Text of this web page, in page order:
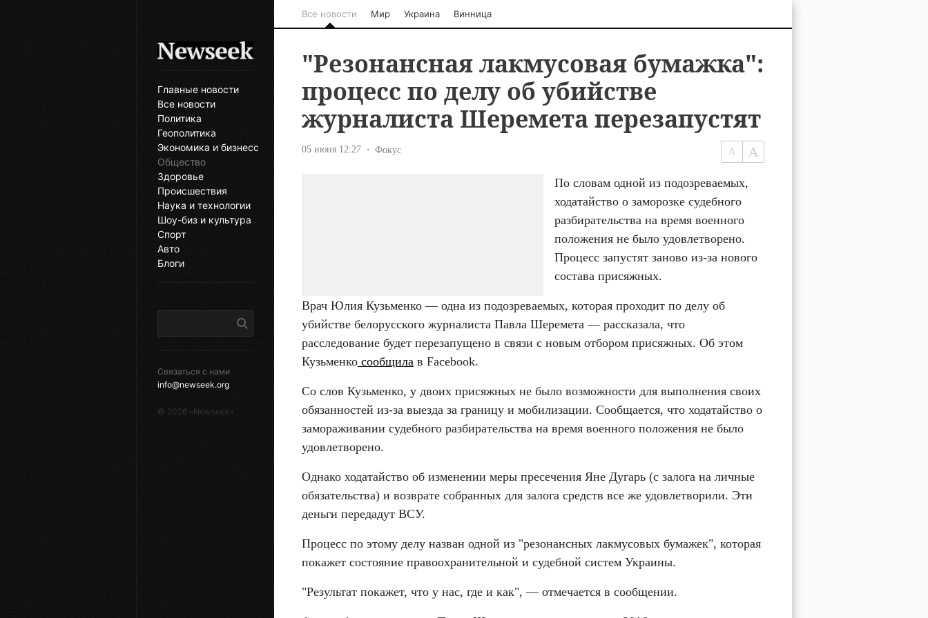
Главные новости
Все новости
Политика
Геополитика
Экономика и бизнесс
Общество
Здоровье
Происшествия
Наука и технологии
Шоу-биз и культура
Спорт
Авто
Блоги
Связаться с нами
info@newseek.org
© 2026 «Newseek»
Все новости Мир Украина Винница
"Резонансная лакмусовая бумажка":
процесс по делу об убийстве
журналиста Шеремета перезапустят
05 июня 12:27 Фокус
По словам одной из подозреваемых,
ходатайство о заморозке судебного
разбирательства на время военного
положения не было удовлетворено.
Процесс запустят заново из-за нового
состава присяжных.
Врач Юлия Кузьменко — одна из подозреваемых, которая проходит по делу об
убийстве белорусского журналиста Павла Шеремета — рассказала, что
расследование будет перезапущено в связи с новым отбором присяжных. Об этом
Кузьменко сообщила в Facebook.
Со слов Кузьменко, у двоих присяжных не было возможности для выполнения своих
обязанностей из-за выезда за границу и мобилизации. Сообщается, что ходатайство о
замораживании судебного разбирательства на время военного положения не было
удовлетворено.
Однако ходатайство об изменении меры пресечения Яне Дугарь (с залога на личные
обязательства) и возврате собранных для залога средств все же удовлетворили. Эти
деньги передадут ВСУ.
Процесс по этому делу назван одной из "резонансных лакмусовых бумажек", которая
покажет состояние правоохранительной и судебной систем Украины.
"Результат покажет, что у нас, где и как", — отмечается в сообщении.